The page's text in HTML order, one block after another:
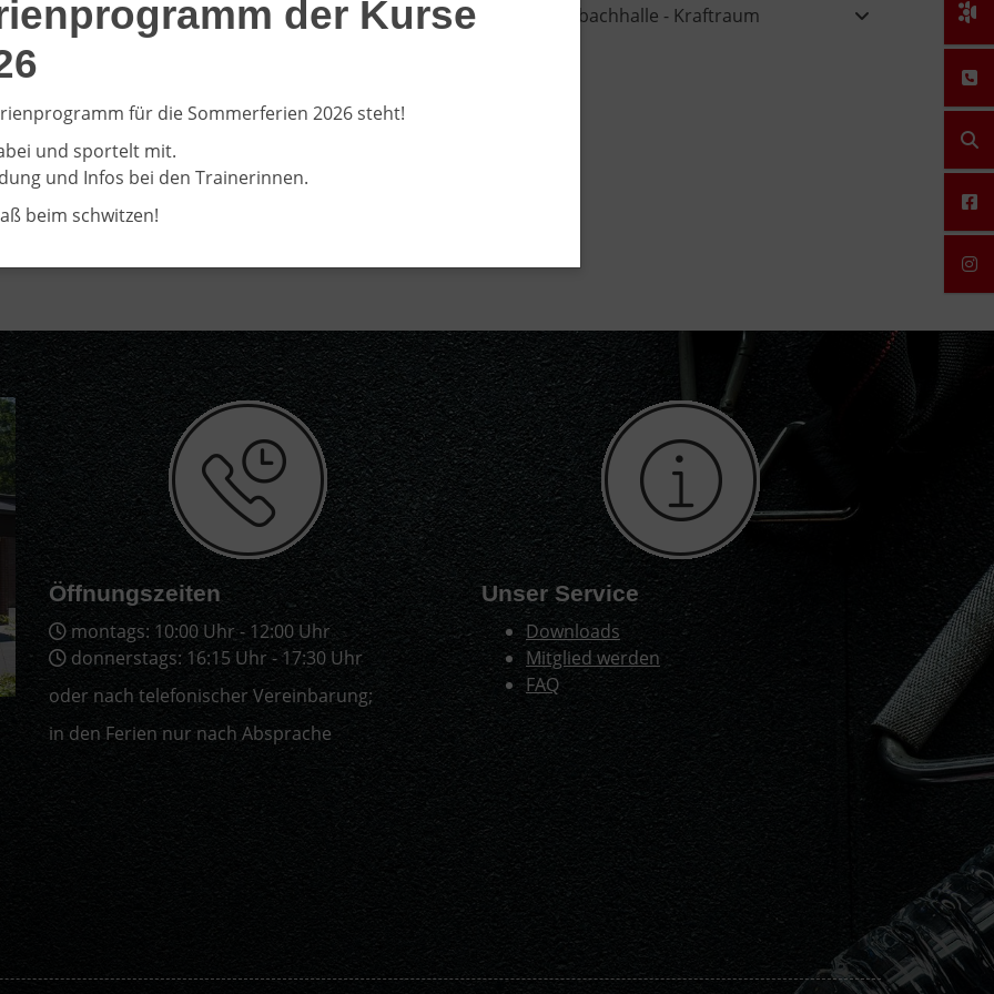
10:00– 22:00 Kraftsport: Erwachsene Kehlbachhalle - Kraftraum
1
Öffnungszeiten
montags: 10:00 Uhr - 12:00 Uhr
donnerstags: 16:15 Uhr - 17:30 Uhr
oder nach telefonischer Vereinbarung;
in den Ferien nur nach Absprache
Unser Service
Downloads
Mitglied werden
FAQ
der Kurse
für die Sommerferien 2026 steht!
und sportelt mit.
und Infos bei den Trainerinnen.
beim schwitzen!